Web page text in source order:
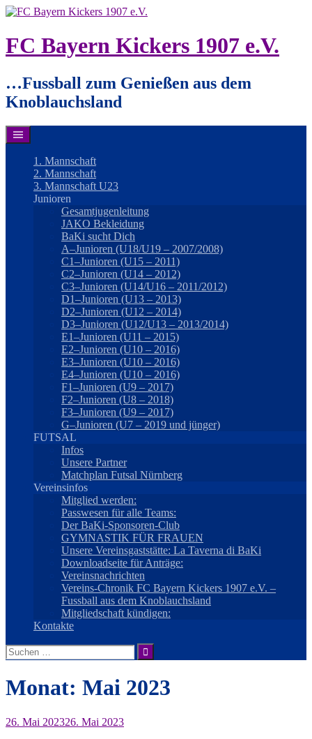
Springe
Inhalt
FC Bayern Kickers 1907 e.V.
…Fussball zum Genießen aus dem
Knoblauchsland
1. Mannschaft
2. Mannschaft
3. Mannschaft U23
Junioren
Gesamtjugenleitung
JAKO Bekleidung
BaKi sucht Dich
A–Junioren (U18/U19 – 2007/2008)
C1–Junioren (U15 – 2011)
C2–Junioren (U14 – 2012)
C3–Junioren (U14/U16 – 2011/2012)
D1–Junioren (U13 – 2013)
D2–Junioren (U12 – 2014)
D3–Junioren (U12/U13 – 2013/2014)
E1–Junioren (U11 – 2015)
E2–Junioren (U10 – 2016)
E3–Junioren (U10 – 2016)
E4–Junioren (U10 – 2016)
F1–Junioren (U9 – 2017)
F2–Junioren (U8 – 2018)
F3–Junioren (U9 – 2017)
G–Junioren (U7 – 2019 und jünger)
FUTSAL
Infos
Unsere Partner
Matchplan Futsal Nürnberg
Vereinsinfos
Mitglied werden:
Passwesen für alle Teams:
Der BaKi-Sponsoren-Club
GYMNASTIK FÜR FRAUEN
Unsere Vereinsgaststätte: La Taverna di BaKi
Downloadseite für Anträge:
Vereinsnachrichten
Vereins-Chronik FC Bayern Kickers 1907 e.V. –
Fussball aus dem Knoblauchsland
Mitgliedschaft kündigen:
Kontakte
Suche
nach:
Monat: Mai 2023
26. Mai 202326. Mai 2023